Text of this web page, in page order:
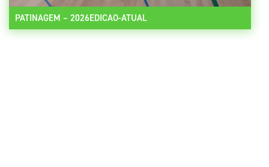
PATINAGEM – 2026EDICAO-ATUAL